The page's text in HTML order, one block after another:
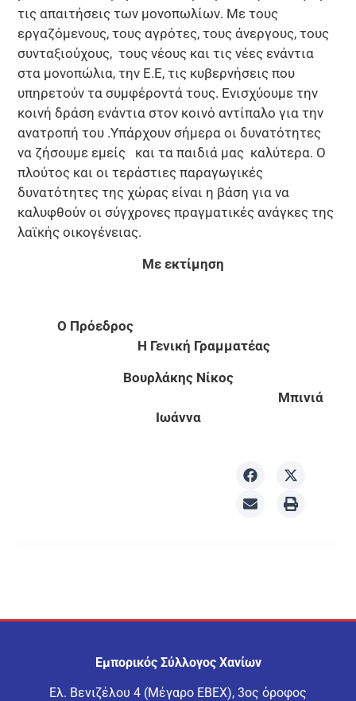
τις απαιτήσεις των μονοπωλίων. Με τους
εργαζόμενους, τους αγρότες, τους άνεργους, τους
συνταξιούχους, τους νέους και τις νέες ενάντια
στα μονοπώλια, την Ε.Ε, τις κυβερνήσεις που
υπηρετούν τα συμφέροντά τους. Ενισχύουμε την
κοινή δράση ενάντια στον κοινό αντίπαλο για την
ανατροπή του .Υπάρχουν σήμερα οι δυνατότητες
να ζήσουμε εμείς και τα παιδιά μας καλύτερα. Ο
πλούτος και οι τεράστιες παραγωγικές
δυνατότητες της χώρας είναι η βάση για να
καλυφθούν οι σύγχρονες πραγματικές ανάγκες της
λαϊκής οικογένειας.
Με εκτίμηση
Ο Πρόεδρος
Η Γενική Γραμματέας
Βουρλάκης Νίκος
Μπινιά
Ιωάννα
Εμπορικός Σύλλογος Χανίων
Ελ. Βενιζέλου 4 (Μέγαρο ΕΒΕΧ), 3ος όροφος